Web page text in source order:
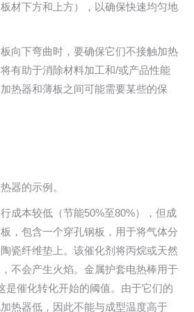
材下方和上方），以确保快速均匀地
向下弯曲时，要确保它们不接触加热
有助于消除材料加工和/或产品性能
热器和薄板之间可能需要某些的保
器的示例。
行成本较低（节能50%至80%），但成
，包含一个穿孔钢板，用于将气体分
瓷纤维垫上。该催化剂将丙烷或天然
不会产生火焰。金属护套电热棒用于
催化转化开始的阈值。由于它们的
热器低，因此不能与成型温度高于